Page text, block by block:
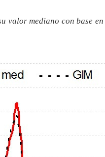
valor mediano con base